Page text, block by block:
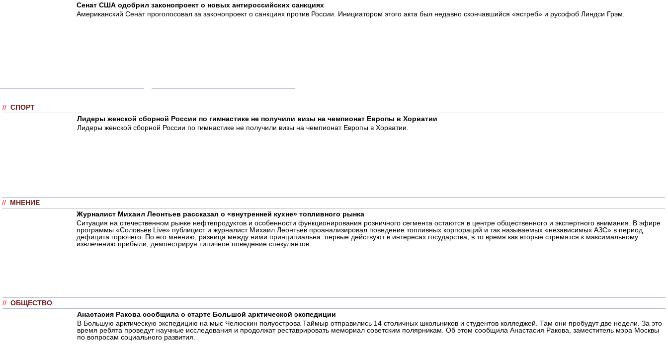
Сенат США одобрил законопроект о новых антироссийских санкциях
Американский Сенат проголосовал за законопроект о санкциях против России. Инициатором этого акта был недавно скончавшийся «ястреб» и русофоб Линдси Грэм.
// СПОРТ
Лидеры женской сборной России по гимнастике не получили визы на чемпионат Европы в Хорватии
Лидеры женской сборной России по гимнастике не получили визы на чемпионат Европы в Хорватии.
// МНЕНИЕ
Журналист Михаил Леонтьев рассказал о «внутренней кухне» топливного рынка
Ситуация на отечественном рынке нефтепродуктов и особенности функционирования розничного сегмента остаются в центре общественного и экспертного внимания. В эфире
программы «Соловьёв Live» публицист и журналист Михаил Леонтьев проанализировал поведение топливных корпораций и так называемых «независимых АЗС» в период
дефицита горючего. По его мнению, разница между ними принципиальна: первые действуют в интересах государства, в то время как вторые стремятся к максимальному
извлечению прибыли, демонстрируя типичное поведение спекулянтов.
// ОБЩЕСТВО
Анастасия Ракова сообщила о старте Большой арктической экспедиции
В Большую арктическую экспедицию на мыс Челюскин полуострова Таймыр отправились 14 столичных школьников и студентов колледжей. Там они пробудут две недели. За это
время ребята проведут научные исследования и продолжат реставрировать мемориал советским полярникам. Об этом сообщила Анастасия Ракова, заместитель мэра Москвы
по вопросам социального развития.